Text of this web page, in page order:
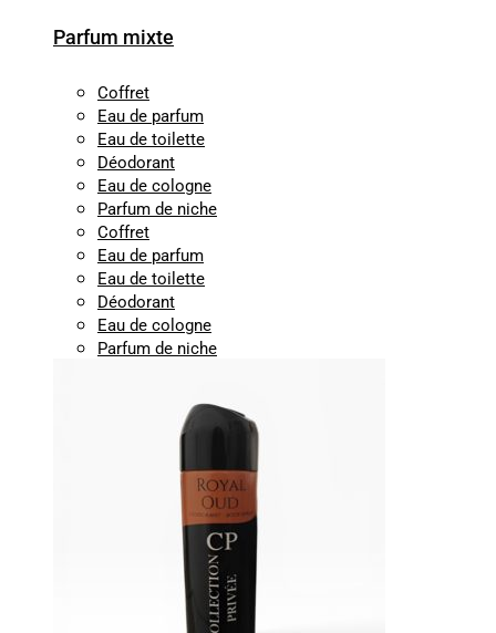
Parfum mixte
Coffret
Eau de parfum
Eau de toilette
Déodorant
Eau de cologne
Parfum de niche
Coffret
Eau de parfum
Eau de toilette
Déodorant
Eau de cologne
Parfum de niche